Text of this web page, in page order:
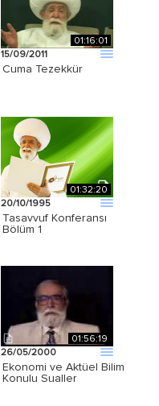
01:16:01
15/09/2011
Cuma Tezekkür
01:32:20
20/10/1995
Tasavvuf Konferansı
Bölüm 1
01:56:19
26/05/2000
Ekonomi ve Aktüel Bilim
Konulu Sualler